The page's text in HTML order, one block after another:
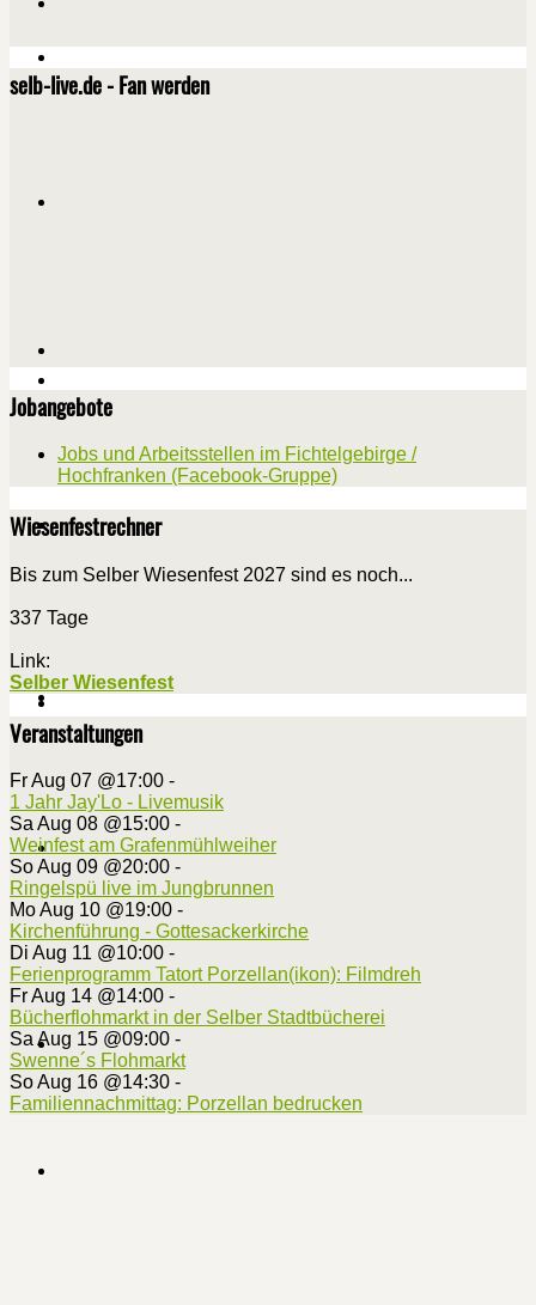
selb-live.de - Fan werden
Jobangebote
Jobs und Arbeitsstellen im Fichtelgebirge /
Hochfranken (Facebook-Gruppe)
Wiesenfestrechner
Bis zum Selber Wiesenfest 2027 sind es noch...
337 Tage
Link:
Selber Wiesenfest
Veranstaltungen
Fr Aug 07 @17:00 -
1 Jahr Jay'Lo - Livemusik
Sa Aug 08 @15:00 -
Weinfest am Grafenmühlweiher
So Aug 09 @20:00 -
Ringelspü live im Jungbrunnen
Mo Aug 10 @19:00 -
Kirchenführung - Gottesackerkirche
Di Aug 11 @10:00 -
Ferienprogramm Tatort Porzellan(ikon): Filmdreh
Fr Aug 14 @14:00 -
Bücherflohmarkt in der Selber Stadtbücherei
Sa Aug 15 @09:00 -
Swenne´s Flohmarkt
So Aug 16 @14:30 -
Familiennachmittag: Porzellan bedrucken